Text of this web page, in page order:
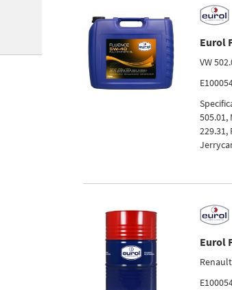
Eurol
VW
505.01,
229.31,
Eurol
Renault